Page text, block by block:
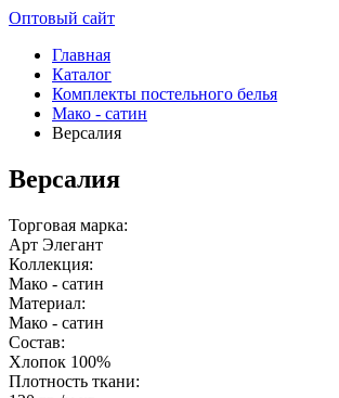
Оптовый сайт
Главная
Каталог
Комплекты постельного белья
Мако - сатин
Версалия
Версалия
Торговая марка:
Арт Элегант
Коллекция:
Мако - сатин
Материал:
Мако - сатин
Состав:
Хлопок 100%
Плотность ткани: